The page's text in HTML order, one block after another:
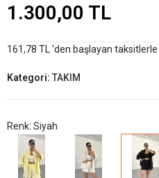
1.300,00 TL
161,78 TL 'den başlayan taksitlerle
Kategori: TAKIM
Renk: Siyah